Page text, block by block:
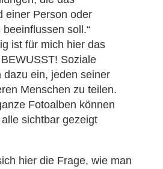
einer Person oder
soll.“
ist für mich hier das
Soziale
dazu ein, jeden seiner
Menschen zu teilen.
Fotoalben können
sichtbar gezeigt
hier die Frage, wie man